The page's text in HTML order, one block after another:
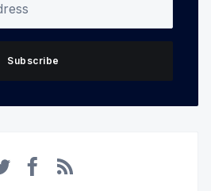
Subscribe